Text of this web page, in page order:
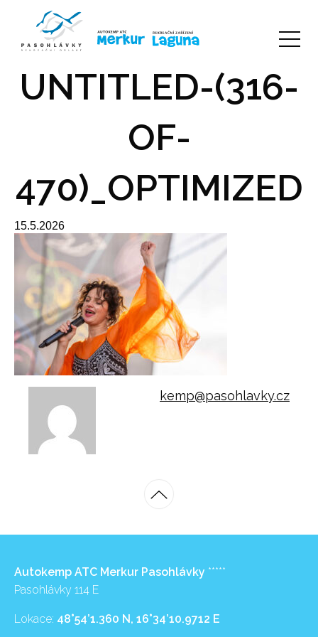
UNTITLED-(316-
OF-
470)_OPTIMIZED
15.5.2026
kemp@pasohlavky.cz
Autokemp ATC Merkur Pasohlávky *****
Pasohlávky 114 E
Lokace: 48°54’1.360 N, 16°34’10.9712 E